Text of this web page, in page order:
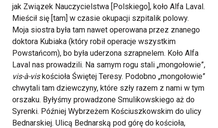
jak Związek Nauczycielstwa [Polskiego], koło Alfa Laval.
Mieścił się [tam] w czasie okupacji szpitalik polowy.
Moja siostra była tam nawet operowana przez znanego
doktora Kubiaka (który robił operacje wszystkim
Powstańcom), bo była uderzona szrapnelem. Koło Alfa
Laval nas prowadzili. Na samym rogu stali „mongołowie”,
vis-à-viskościoła Świętej Teresy. Podobno „mongołowie”
chwytali tam dziewczyny, które szły razem z nami w tym
orszaku. Byłyśmy prowadzone Smulikowskiego aż do
Syrenki. Później Wybrzeżem Kościuszkowskim do ulicy
Bednarskiej. Ulicą Bednarską pod górę do kościoła,